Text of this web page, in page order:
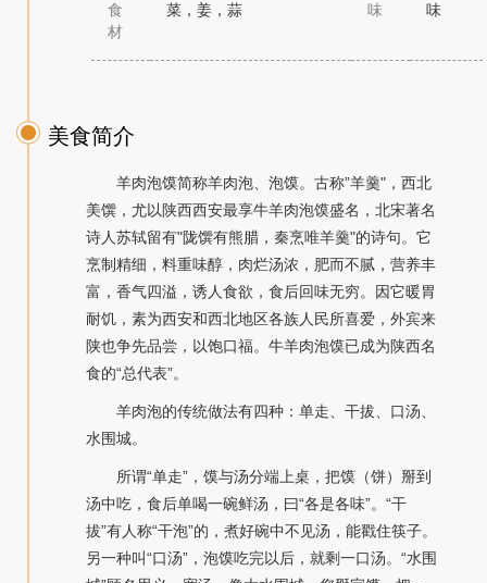
食
材
菜，姜，蒜
味
味
美食简介
羊肉泡馍简称羊肉泡、泡馍。古称”羊羹"，西北
美馔，尤以陕西西安最享牛羊肉泡馍盛名，北宋著名
诗人苏轼留有"陇馔有熊腊，秦烹唯羊羹"的诗句。它
烹制精细，料重味醇，肉烂汤浓，肥而不腻，营养丰
富，香气四溢，诱人食欲，食后回味无穷。因它暖胃
耐饥，素为西安和西北地区各族人民所喜爱，外宾来
陕也争先品尝，以饱口福。牛羊肉泡馍已成为陕西名
食的“总代表”。
羊肉泡的传统做法有四种：单走、干拔、口汤、
水围城。
所谓“单走”，馍与汤分端上桌，把馍（饼）掰到
汤中吃，食后单喝一碗鲜汤，曰“各是各味”。“干
拔”有人称“干泡”的，煮好碗中不见汤，能戳住筷子。
另一种叫“口汤”，泡馍吃完以后，就剩一口汤。“水围